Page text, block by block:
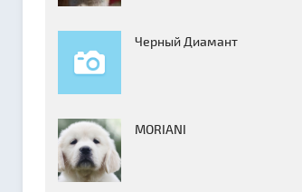
Черный Диамант
MORIANI